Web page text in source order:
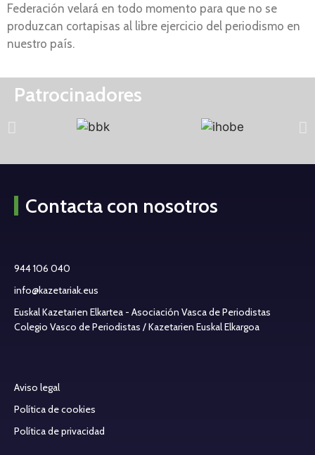
Federación velará en todo momento para que no se
produzcan cortapisas al libre ejercicio del periodismo en
nuestro país.
Patrocinadores
Contacta con nosotros
944 106 040
info@kazetariak.eus
Euskal Kazetarien Elkartea - Asociación Vasca de Periodistas
Colegio Vasco de Periodistas / Kazetarien Euskal Elkargoa
Aviso legal
Política de cookies
Política de privacidad